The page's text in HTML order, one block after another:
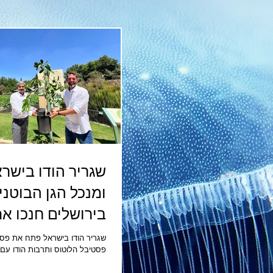
שגריר הודו
ומנכל הגן הבוטני
בירושלים חנכו
פסטיבל הלוטוס
הודו India
שגריר הודו בישראל פתח את
פסטיבל הלוטוס ותרבות הודו